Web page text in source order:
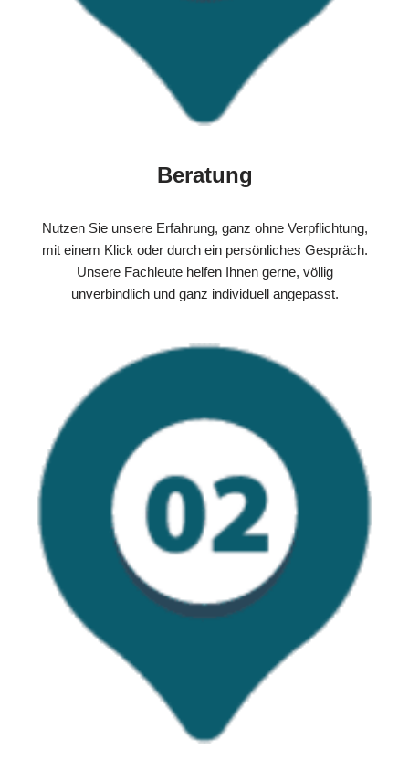
Beratung
Nutzen Sie unsere Erfahrung, ganz ohne Verpflichtung,
mit einem Klick oder durch ein persönliches Gespräch.
Unsere Fachleute helfen Ihnen gerne, völlig
unverbindlich und ganz individuell angepasst.